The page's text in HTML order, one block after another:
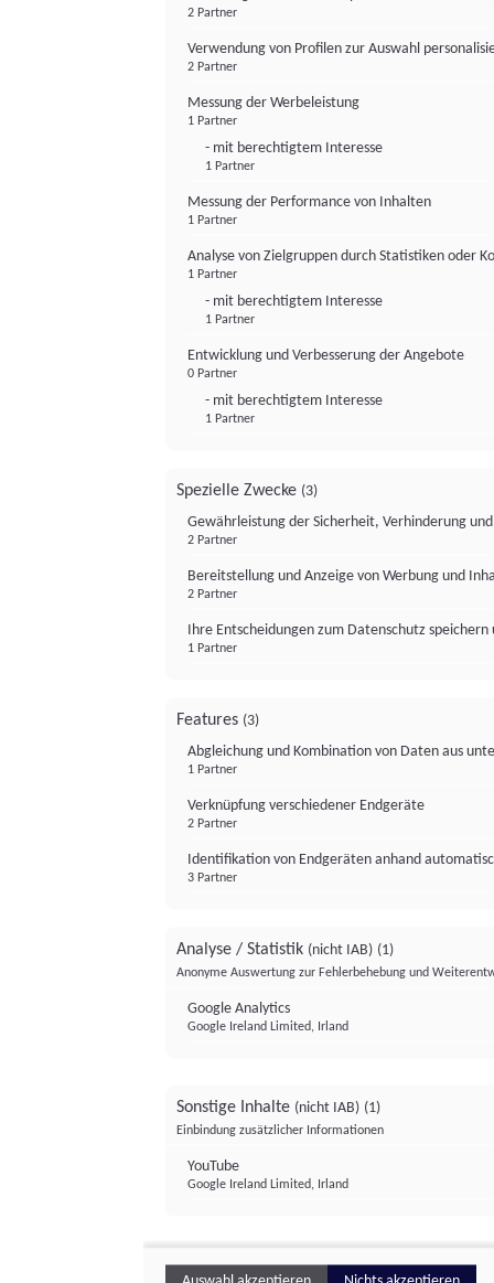
2 Partner
Verwendung von Profilen zur Auswahl
2 Partner
Messung der Werbeleistung
1 Partner
- mit berechtigtem Interesse
1 Partner
Messung der Performance von Inhalten
1 Partner
Analyse von Zielgruppen durch Statistiken oder
1 Partner
- mit berechtigtem Interesse
1 Partner
Entwicklung und Verbesserung der Angebote
0 Partner
- mit berechtigtem Interesse
1 Partner
Spezielle Zwecke (3)
Gewährleistung der Sicherheit, Verhinderung
2 Partner
Bereitstellung und Anzeige von Werbung und
2 Partner
Ihre Entscheidungen zum Datenschutz
1 Partner
Features (3)
Abgleichung und Kombination von Daten aus
1 Partner
Verknüpfung verschiedener Endgeräte
2 Partner
Identifikation von Endgeräten anhand
3 Partner
Analyse / Statistik (nicht IAB) (1)
Anonyme Auswertung zur Fehlerbehebung und
Google Analytics
Google Ireland Limited, Irland
Sonstige Inhalte (nicht IAB) (1)
Einbindung zusätzlicher Informationen
YouTube
Google Ireland Limited, Irland